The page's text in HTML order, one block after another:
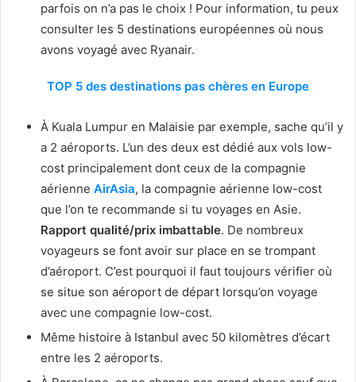
parfois on n’a pas le choix ! Pour information, tu peux
consulter les 5 destinations européennes où nous
avons voyagé avec Ryanair.
TOP 5 des destinations pas chères en Europe
À Kuala Lumpur en Malaisie par exemple, sache qu’il y
a 2 aéroports. L’un des deux est dédié aux vols low-
cost principalement dont ceux de la compagnie
aérienne AirAsia, la compagnie aérienne low-cost
que l’on te recommande si tu voyages en Asie.
Rapport qualité/prix imbattable. De nombreux
voyageurs se font avoir sur place en se trompant
d’aéroport. C’est pourquoi il faut toujours vérifier où
se situe son aéroport de départ lorsqu’on voyage
avec une compagnie low-cost.
Même histoire à Istanbul avec 50 kilomètres d’écart
entre les 2 aéroports.